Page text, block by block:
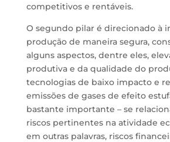
competitivos e rentáveis.
O segundo pilar é direcionado à
produção de maneira segura,
alguns aspectos, dentre eles,
produtiva e da qualidade do
tecnologias de baixo impacto e
emissões de gases de efeito
bastante importante – se
riscos pertinentes na atividade
em outras palavras, riscos